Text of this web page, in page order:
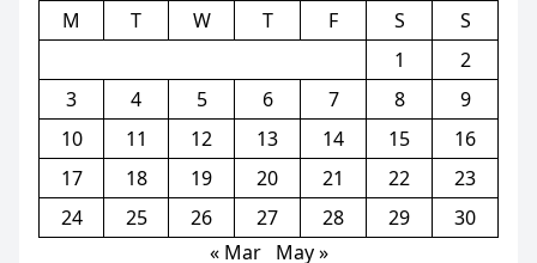
M
T W T F S
S
1
2
3
4 5 6 7 8
9
10
11 12 13 14 15
16
17
18 19 20 21 22
23
24
25 26 27 28 29
30
« Mar
May »